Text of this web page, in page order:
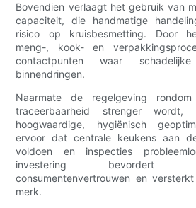
Bovendien verlaagt het gebruik van
capaciteit, die handmatige
risico op kruisbesmetting. Door
meng-, kook- en
contactpunten waar
binnendringen.
Naarmate de regelgeving rondom
traceerbaarheid strenger
hoogwaardige, hygiënisch
ervoor dat centrale keukens aan
voldoen en inspecties
investering bevordert
consumentenvertrouwen en
merk.